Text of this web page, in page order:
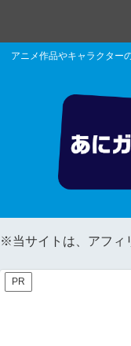
アニメ作品やキャラクター
※当サイトは、アフィ
PR